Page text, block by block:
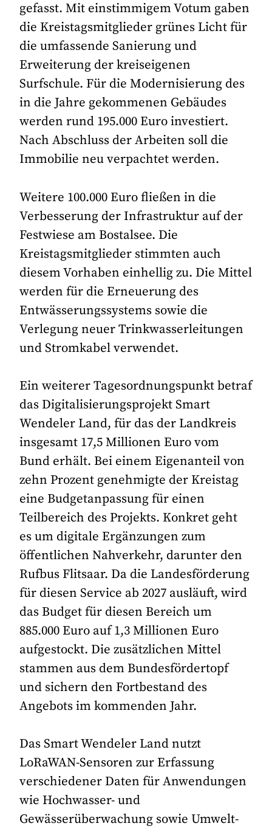
gefasst. Mit einstimmigem Votum gaben
die Kreistagsmitglieder grünes Licht für
die umfassende Sanierung und
Erweiterung der kreiseigenen
Surfschule. Für die Modernisierung des
in die Jahre gekommenen Gebäudes
werden rund 195.000 Euro investiert.
Nach Abschluss der Arbeiten soll die
Immobilie neu verpachtet werden.
Weitere 100.000 Euro fließen in die
Verbesserung der Infrastruktur auf der
Festwiese am Bostalsee. Die
Kreistagsmitglieder stimmten auch
diesem Vorhaben einhellig zu. Die Mittel
werden für die Erneuerung des
Entwässerungssystems sowie die
Verlegung neuer Trinkwasserleitungen
und Stromkabel verwendet.
Ein weiterer Tagesordnungspunkt betraf
das Digitalisierungsprojekt Smart
Wendeler Land, für das der Landkreis
insgesamt 17,5 Millionen Euro vom
Bund erhält. Bei einem Eigenanteil von
zehn Prozent genehmigte der Kreistag
eine Budgetanpassung für einen
Teilbereich des Projekts. Konkret geht
es um digitale Ergänzungen zum
öffentlichen Nahverkehr, darunter den
Rufbus Flitsaar. Da die Landesförderung
für diesen Service ab 2027 ausläuft, wird
das Budget für diesen Bereich um
885.000 Euro auf 1,3 Millionen Euro
aufgestockt. Die zusätzlichen Mittel
stammen aus dem Bundesfördertopf
und sichern den Fortbestand des
Angebots im kommenden Jahr.
Das Smart Wendeler Land nutzt
LoRaWAN-Sensoren zur Erfassung
verschiedener Daten für Anwendungen
wie Hochwasser- und
Gewässerüberwachung sowie Umwelt-